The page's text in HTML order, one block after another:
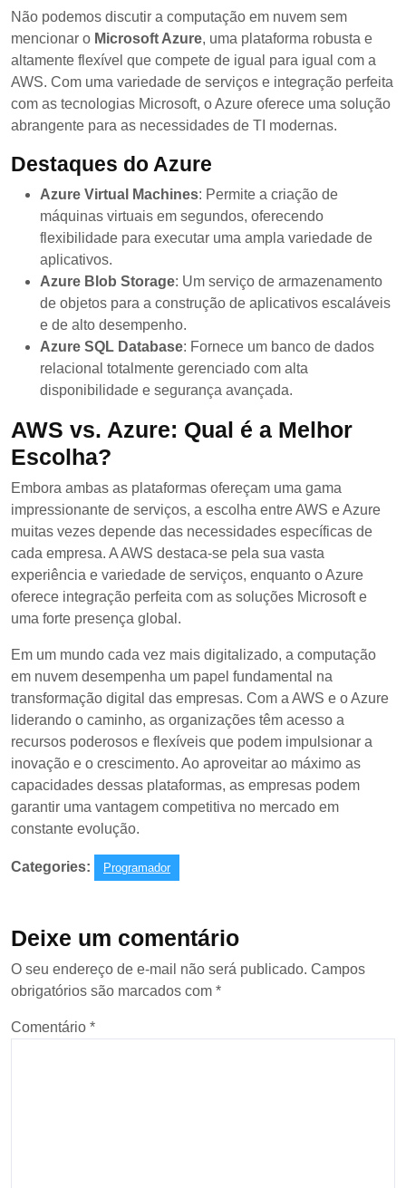
Não podemos discutir a computação em nuvem sem
mencionar o Microsoft Azure, uma plataforma robusta e
altamente flexível que compete de igual para igual com a
AWS. Com uma variedade de serviços e integração perfeita
com as tecnologias Microsoft, o Azure oferece uma solução
abrangente para as necessidades de TI modernas.
Destaques do Azure
Azure Virtual Machines: Permite a criação de
máquinas virtuais em segundos, oferecendo
flexibilidade para executar uma ampla variedade de
aplicativos.
Azure Blob Storage: Um serviço de armazenamento
de objetos para a construção de aplicativos escaláveis
e de alto desempenho.
Azure SQL Database: Fornece um banco de dados
relacional totalmente gerenciado com alta
disponibilidade e segurança avançada.
AWS vs. Azure: Qual é a Melhor
Escolha?
Embora ambas as plataformas ofereçam uma gama
impressionante de serviços, a escolha entre AWS e Azure
muitas vezes depende das necessidades específicas de
cada empresa. A AWS destaca-se pela sua vasta
experiência e variedade de serviços, enquanto o Azure
oferece integração perfeita com as soluções Microsoft e
uma forte presença global.
Em um mundo cada vez mais digitalizado, a computação
em nuvem desempenha um papel fundamental na
transformação digital das empresas. Com a AWS e o Azure
liderando o caminho, as organizações têm acesso a
recursos poderosos e flexíveis que podem impulsionar a
inovação e o crescimento. Ao aproveitar ao máximo as
capacidades dessas plataformas, as empresas podem
garantir uma vantagem competitiva no mercado em
constante evolução.
Categories: Programador
Deixe um comentário
O seu endereço de e-mail não será publicado. Campos
obrigatórios são marcados com *
Comentário *